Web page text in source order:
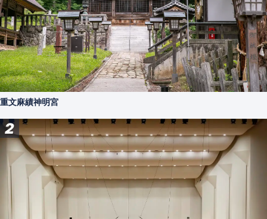
重文麻績神明宮
2